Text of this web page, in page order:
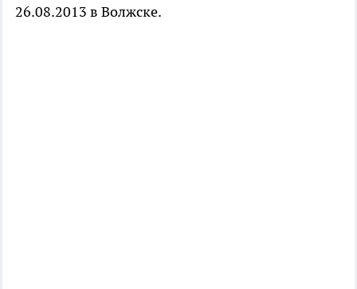
26.08.2013 в Волжске.